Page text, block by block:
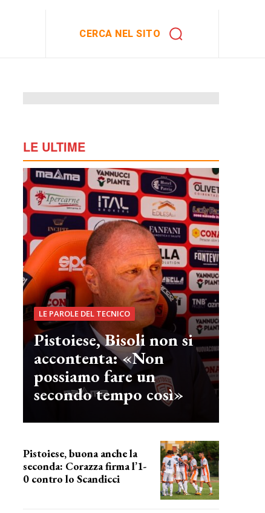
CERCA NEL SITO
LE ULTIME
LE PAROLE DEL TECNICO
Pistoiese, Bisoli non si
accontenta: «Non
possiamo fare un
secondo tempo così»
Pistoiese, buona anche la
seconda: Corazza firma l’1-
0 contro lo Scandicci